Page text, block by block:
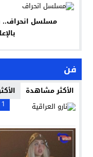
مسلسل انحراف..
فن
الأكثر مشاهدة
1